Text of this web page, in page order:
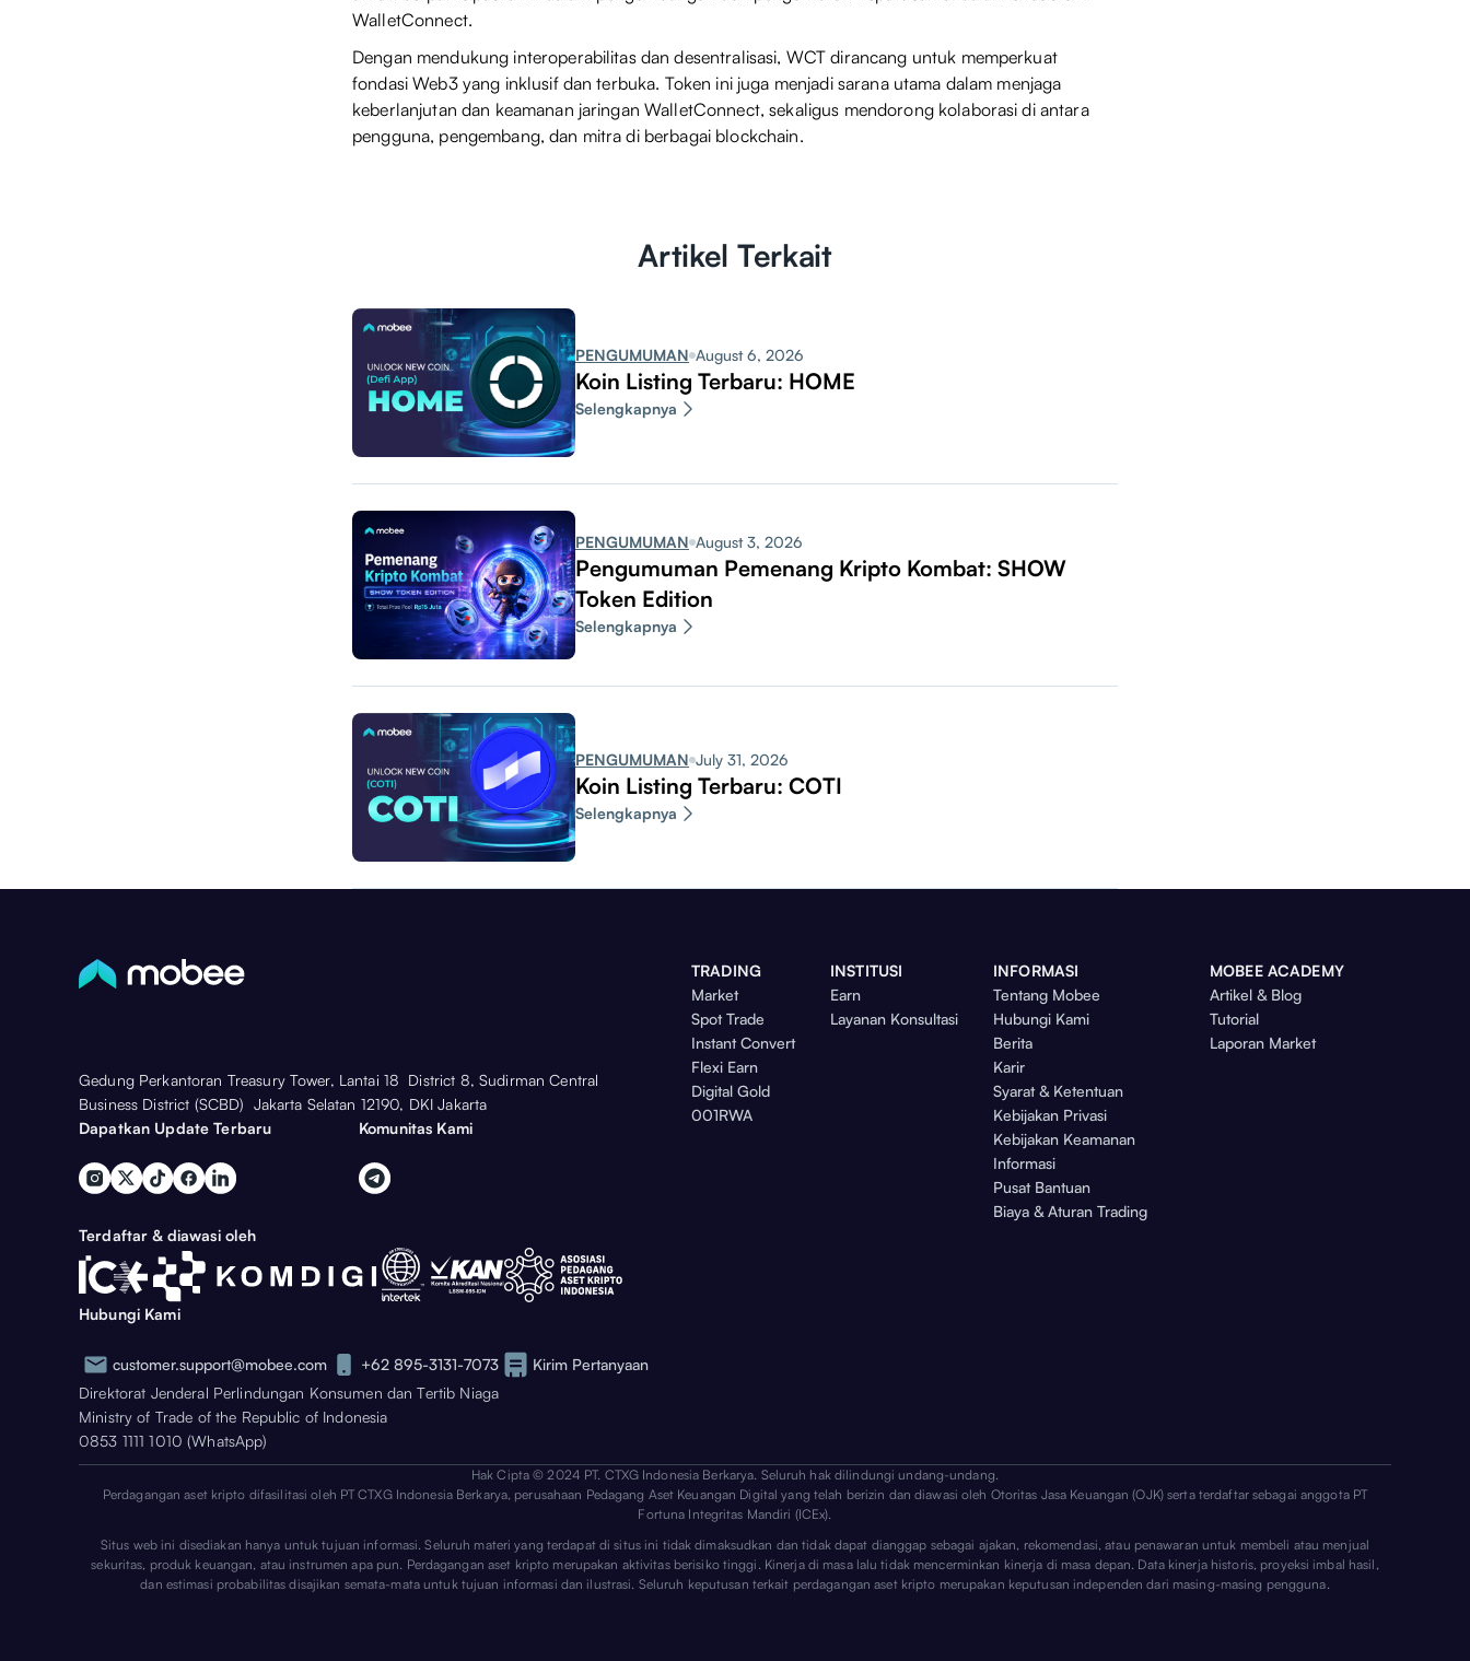
WalletConnect.
Dengan mendukung interoperabilitas dan desentralisasi, WCT dirancang untuk memperkuat
fondasi Web3 yang inklusif dan terbuka. Token ini juga menjadi sarana utama dalam menjaga
keberlanjutan dan keamanan jaringan WalletConnect, sekaligus mendorong kolaborasi di antara
pengguna, pengembang, dan mitra di berbagai blockchain.
Artikel Terkait
PENGUMUMAN August 6, 2026
Koin Listing Terbaru: HOME
Selengkapnya
PENGUMUMAN August 3, 2026
Pengumuman Pemenang Kripto Kombat: SHOW
Token Edition
Selengkapnya
PENGUMUMAN July 31, 2026
Koin Listing Terbaru: COTI
Selengkapnya
Gedung Perkantoran Treasury Tower, Lantai 18 District 8, Sudirman Central
Business District (SCBD) Jakarta Selatan 12190, DKI Jakarta
Dapatkan Update Terbaru
Komunitas Kami
TRADING
Market
Spot Trade
Instant Convert
Flexi Earn
Digital Gold
001RWA
INSTITUSI
Earn
Layanan Konsultasi
INFORMASI
Tentang Mobee
Hubungi Kami
Berita
Karir
Syarat & Ketentuan
Kebijakan Privasi
Kebijakan Keamanan
Informasi
Pusat Bantuan
Biaya & Aturan Trading
MOBEE ACADEMY
Artikel & Blog
Tutorial
Laporan Market
Terdaftar & diawasi oleh
Hubungi Kami
customer.support@mobee.com +62 895-3131-7073
Kirim Pertanyaan
Direktorat Jenderal Perlindungan Konsumen dan Tertib Niaga
Ministry of Trade of the Republic of Indonesia
0853 1111 1010 (WhatsApp)
Hak Cipta © 2024 PT. CTXG Indonesia Berkarya. Seluruh hak dilindungi undang-undang.
Perdagangan aset kripto difasilitasi oleh PT CTXG Indonesia Berkarya, perusahaan Pedagang Aset Keuangan Digital yang telah berizin dan diawasi oleh Otoritas Jasa Keuangan (OJK) serta terdaftar sebagai anggota PT
Fortuna Integritas Mandiri (ICEx).
Situs web ini disediakan hanya untuk tujuan informasi. Seluruh materi yang terdapat di situs ini tidak dimaksudkan dan tidak dapat dianggap sebagai ajakan, rekomendasi, atau penawaran untuk membeli atau menjual
sekuritas, produk keuangan, atau instrumen apa pun. Perdagangan aset kripto merupakan aktivitas berisiko tinggi. Kinerja di masa lalu tidak mencerminkan kinerja di masa depan. Data kinerja historis, proyeksi imbal hasil,
dan estimasi probabilitas disajikan semata-mata untuk tujuan informasi dan ilustrasi. Seluruh keputusan terkait perdagangan aset kripto merupakan keputusan independen dari masing-masing pengguna.